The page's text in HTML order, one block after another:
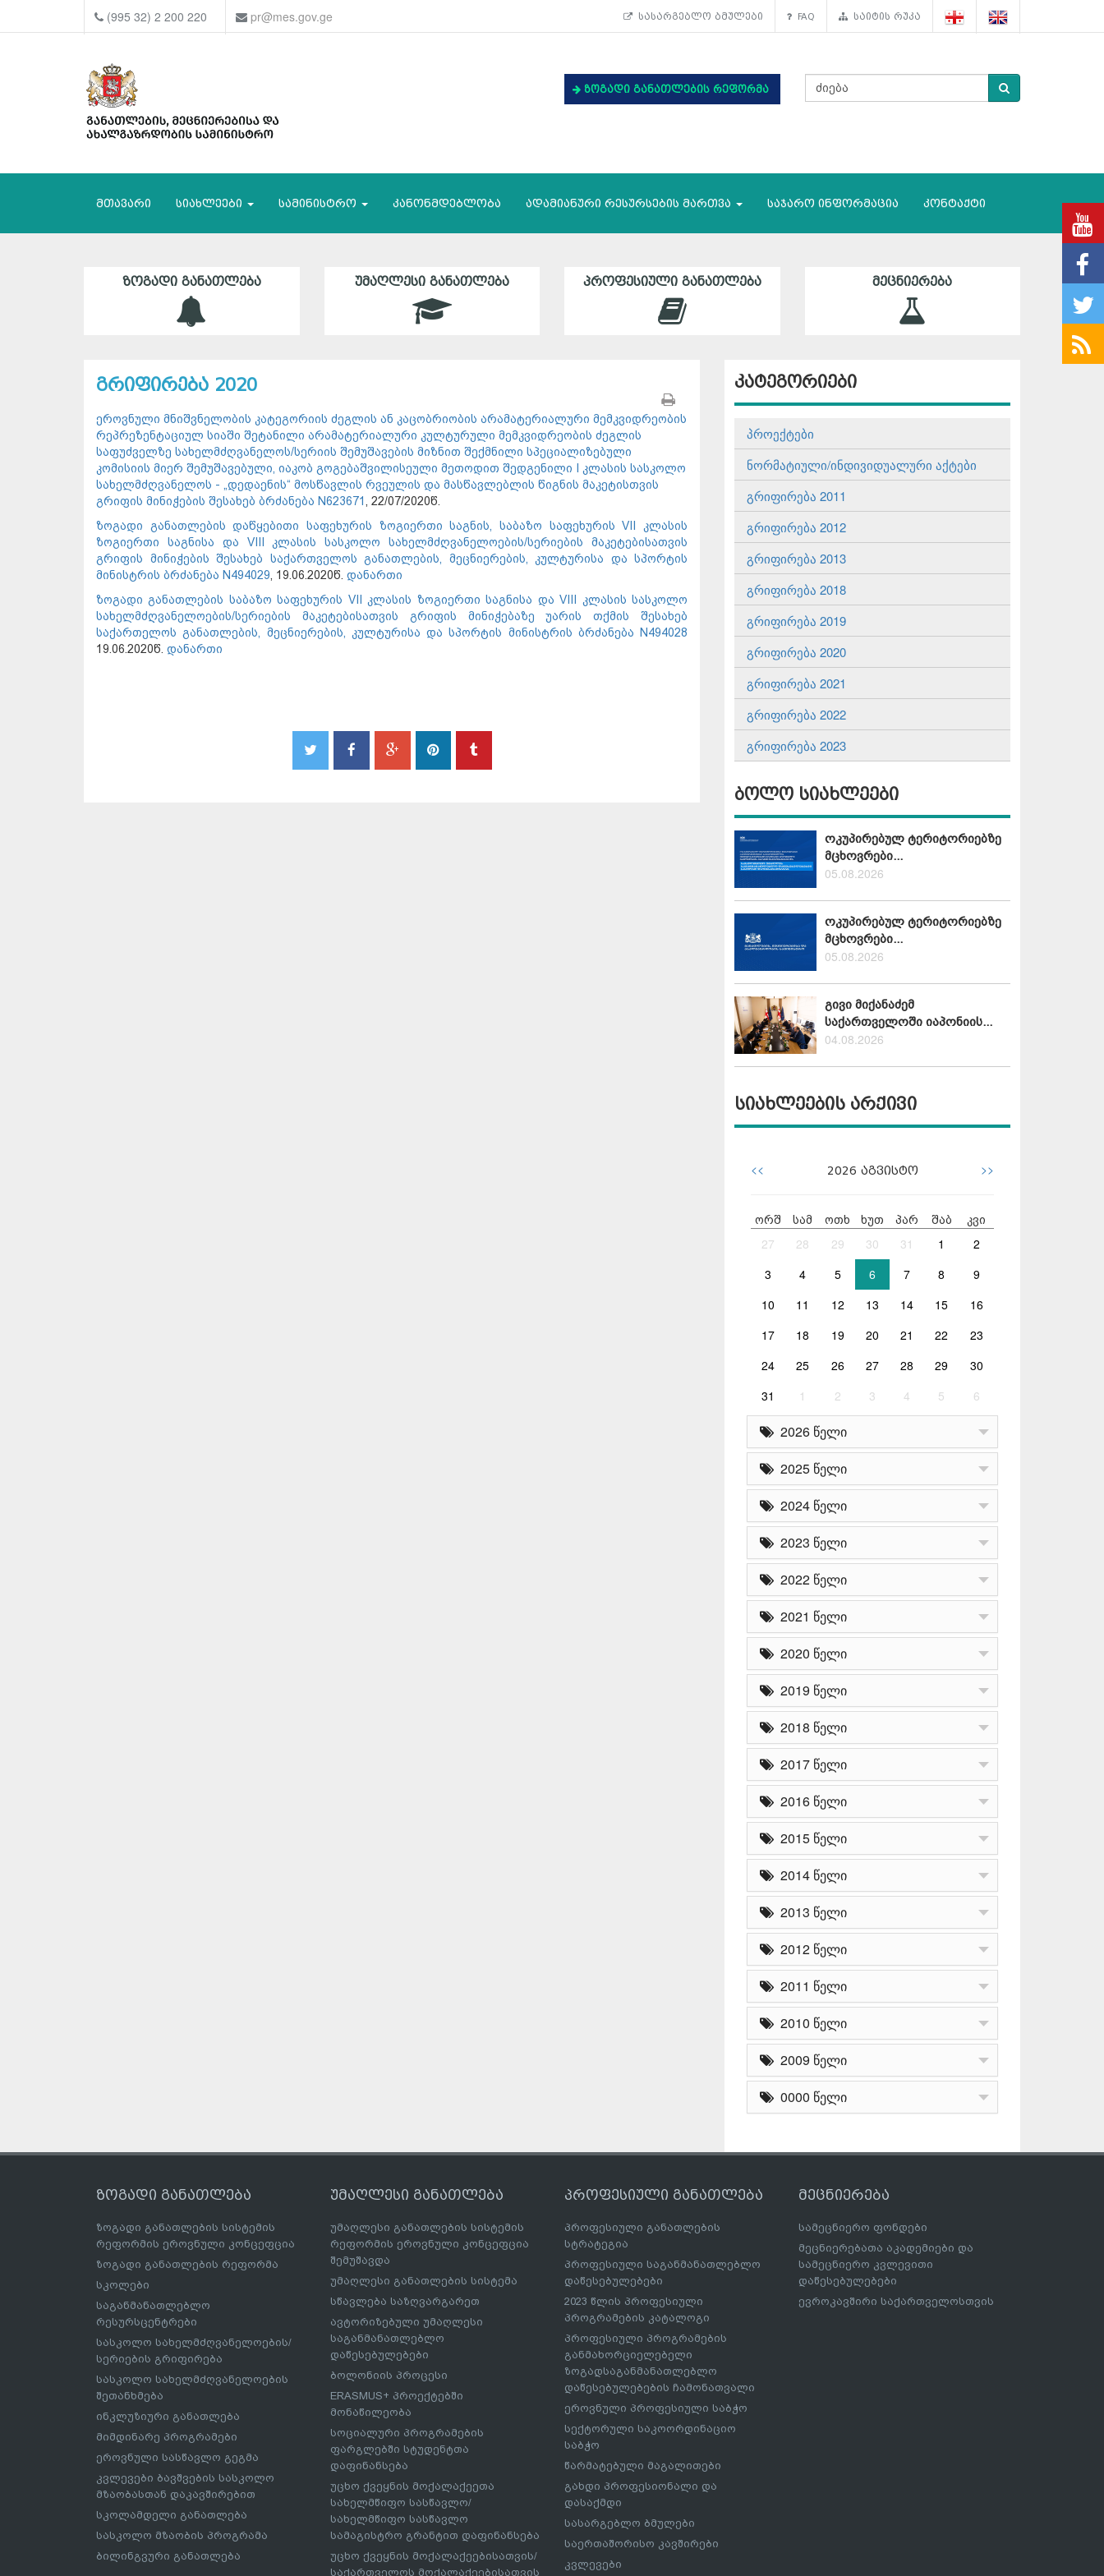
(995 32) 2 200 220 pr@mes.gov.ge სასარგებლო ბმულები FAQ საიტის რუკა
ზოგადი განათლების რეფორმა
მთავარი სიახლეები სამინისტრო კანონმდებლობა ადამიანური რესურსების მართვა საჯარო ინფორმაცია კონტაქტი
ᲖᲝᲒᲐᲓᲘ ᲒᲐᲜᲐᲗᲚᲔᲑᲐ ᲣᲛᲐᲦᲚᲔᲡᲘ ᲒᲐᲜᲐᲗᲚᲔᲑᲐ ᲞᲠᲝᲤᲔᲡᲘᲣᲚᲘ ᲒᲐᲜᲐᲗᲚᲔᲑᲐ ᲛᲔᲪᲜᲘᲔᲠᲔᲑᲐ
გრიფირება 2020
ეროვნული მნიშვნელობის კატეგორიის ძეგლის ან კაცობრიობის არამატერიალური მემკვიდრეობის
რეპრეზენტაციულ სიაში შეტანილი არამატერიალური კულტურული მემკვიდრეობის ძეგლის
საფუძველზე სახელმძღვანელოს/სერიის შემუშავების მიზნით შექმნილი სპეციალიზებული
კომისიის მიერ შემუშავებული, იაკობ გოგებაშვილისეული მეთოდით შედგენილი I კლასის სასკოლო
სახელმძღვანელოს - „დედაენის“ მოსწავლის რვეულის და მასწავლებლის წიგნის მაკეტისთვის
გრიფის მინიჭების შესახებ ბრძანება N623671 , 22/07/2020წ.
ზოგადი განათლების დაწყებითი საფეხურის ზოგიერთი საგნის, საბაზო საფეხურის VII კლასის
ზოგიერთი საგნისა და VIII კლასის სასკოლო სახელმძღვანელოების/სერიების მაკეტებისათვის
გრიფის მინიჭების შესახებ საქართველოს განათლების, მეცნიერების, კულტურისა და სპორტის
მინისტრის ბრძანება N494029, 19.06.2020წ. დანართი
ზოგადი განათლების საბაზო საფეხურის VII კლასის ზოგიერთი საგნისა და VIII კლასის სასკოლო
სახელმძღვანელოების/სერიების მაკეტებისათვის გრიფის მინიჭებაზე უარის თქმის შესახებ
საქართელოს განათლების, მეცნიერების, კულტურისა და სპორტის მინისტრის ბრძანება N494028
19.06.2020წ. დანართი
კატეგორიები
პროექტები
ნორმატიული/ინდივიდუალური აქტები
გრიფირება 2011
გრიფირება 2012
გრიფირება 2013
გრიფირება 2018
გრიფირება 2019
გრიფირება 2020
გრიფირება 2021
გრიფირება 2022
გრიფირება 2023
ბოლო სიახლეები
ოკუპირებულ ტერიტორიებზე
მცხოვრები...
05.08.2026
ოკუპირებულ ტერიტორიებზე
მცხოვრები...
05.08.2026
გივი მიქანაძემ
საქართველოში იაპონიის...
04.08.2026
სიახლეების არქივი
<< 2026 აგვისტო >>
ორშ სამ ოთხ ხუთ პარ შაბ კვი
27 28 29 30 31 1
2
3
4 5 6 7 8
9
10
11 12 13 14 15
16
17
18 19 20 21 22
23
24
25 26 27 28 29
30
31
1 2 3 4 5 6
2026 წელი
2025 წელი
2024 წელი
2023 წელი
2022 წელი
2021 წელი
2020 წელი
2019 წელი
2018 წელი
2017 წელი
2016 წელი
2015 წელი
2014 წელი
2013 წელი
2012 წელი
2011 წელი
2010 წელი
2009 წელი
0000 წელი
ზოგადი განათლება
ზოგადი განათლების სისტემის
რეფორმის ეროვნული კონცეფცია
ზოგადი განათლების რეფორმა
სკოლები
საგანმანათლებლო
რესურსცენტრები
სასკოლო სახელმძღვანელოების/
სერიების გრიფირება
სასკოლო სახელმძღვანელოების
შეთანხმება
ინკლუზიური განათლება
მიმდინარე პროგრამები
ეროვნული სასწავლო გეგმა
კვლევები ბავშვების სასკოლო
მზაობასთან დაკავშირებით
სკოლამდელი განათლება
სასკოლო მზაობის პროგრამა
ბილინგვური განათლება
უმაღლესი განათლება
უმაღლესი განათლების სისტემის
რეფორმის ეროვნული კონცეფცია
შემუშავდა
უმაღლესი განათლების სისტემა
სწავლება საზღვარგარეთ
ავტორიზებული უმაღლესი
საგანმანათლებლო
დაწესებულებები
ბოლონიის პროცესი
ERASMUS+ პროექტებში
მონაწილეობა
სოციალური პროგრამების
ფარგლებში სტუდენტთა
დაფინანსება
უცხო ქვეყნის მოქალაქეეთა
სახელმწიფო სასწავლო/
სახელმწიფო სასწავლო
სამაგისტრო გრანტით დაფინანსება
უცხო ქვეყნის მოქალაქეებისათვის/
საქართველოს მოქალაქეებისათვის
პროფესიული განათლება
პროფესიული განათლების
სტრატეგია
პროფესიული საგანმანათლებლო
დაწესებულებები
2023 წლის პროფესიული
პროგრამების კატალოგი
პროფესიული პროგრამების
განმახორციელებელი
ზოგადსაგანმანათლებლო
დაწესებულებების ჩამონათვალი
ეროვნული პროფესიული საბჭო
სექტორული საკოორდინაციო
საბჭო
წარმატებული მაგალითები
გახდი პროფესიონალი და
დასაქმდი
სასარგებლო ბმულები
საერთაშორისო კავშირები
კვლევები
მეცნიერება
სამეცნიერო ფონდები
მეცნიერებათა აკადემიები და
სამეცნიერო კვლევითი
დაწესებულებები
ევროკავშირი საქართველოსთვის